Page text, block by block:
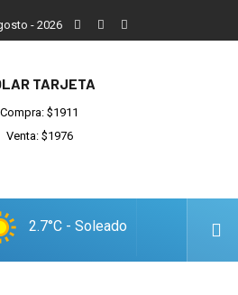
trabajo y una nueva etapa para la
- 2026
TARJETA
Compra: $1911
Venta: $1976
2.7°C - Soleado